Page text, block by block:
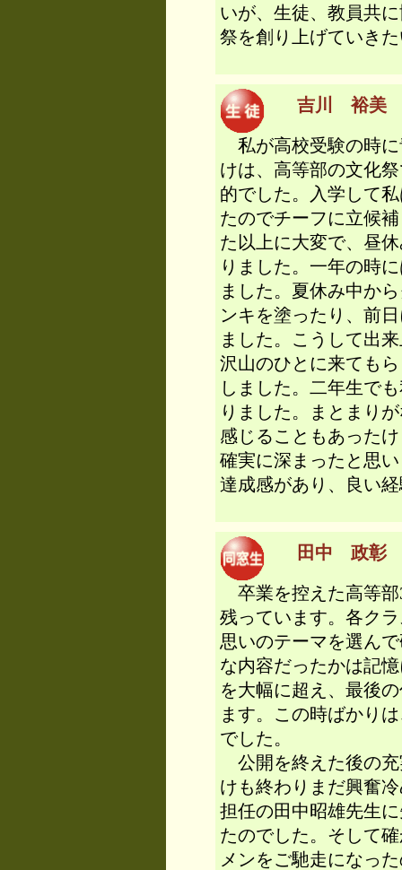
いが、生徒、教員共
祭を創り上げていき
吉川 裕美
私が高校受験の時に
けは、高等部の文化
的でした。入学して
たのでチーフに立候
た以上に大変で、昼
りました。一年の時
ました。夏休み中か
ンキを塗ったり、前
ました。こうして出
沢山のひとに来ても
しました。二年生で
りました。まとまり
感じることもあった
確実に深まったと思
達成感があり、良い
田中 政彰
卒業を控えた高等部
残っています。各ク
思いのテーマを選ん
な内容だったかは記
を大幅に超え、最後
ます。この時ばかり
でした。
公開を終えた後の充
けも終わりまだ興奮
担任の田中昭雄先生
たのでした。そして
メンをご馳走になっ